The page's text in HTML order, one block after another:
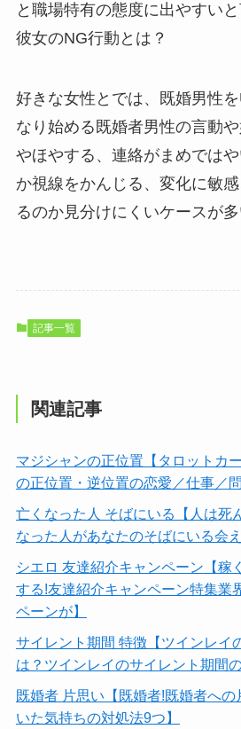
と職場特有の態度に出やすい
彼女のNG行動とは？
好きな女性とでは、既婚男性
なり始める既婚者男性の言動
やほやする、連絡がまめでは
か視線をかんじる、変化に敏
るのか見分けにくいケースが
記事一覧
関連記事
マジシャンの正位置【タロットカ
の正位置・逆位置の恋愛／仕事／問
亡くなった人 そばにいる【人は死
なった人があなたのそばにいる会え
シエロ 友達紹介キャンペーン【稼
する!友達紹介キャンペーン特集業
ペーンが】
サイレント期間 特徴【ツインレイ
は？ツインレイのサイレント期間の
既婚者 片思い【既婚者!既婚者へ
いた気持ちの対処法9つ】